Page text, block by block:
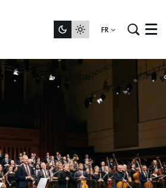
FR Menu